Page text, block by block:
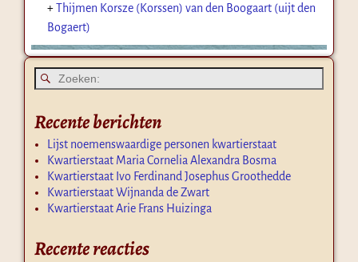
+Thijmen Korsze (Korssen) van den Boogaart (uijt den
Bogaert)
Recente berichten
Lijst noemenswaardige personen kwartierstaat
Kwartierstaat Maria Cornelia Alexandra Bosma
Kwartierstaat Ivo Ferdinand Josephus Groothedde
Kwartierstaat Wijnanda de Zwart
Kwartierstaat Arie Frans Huizinga
Recente reacties